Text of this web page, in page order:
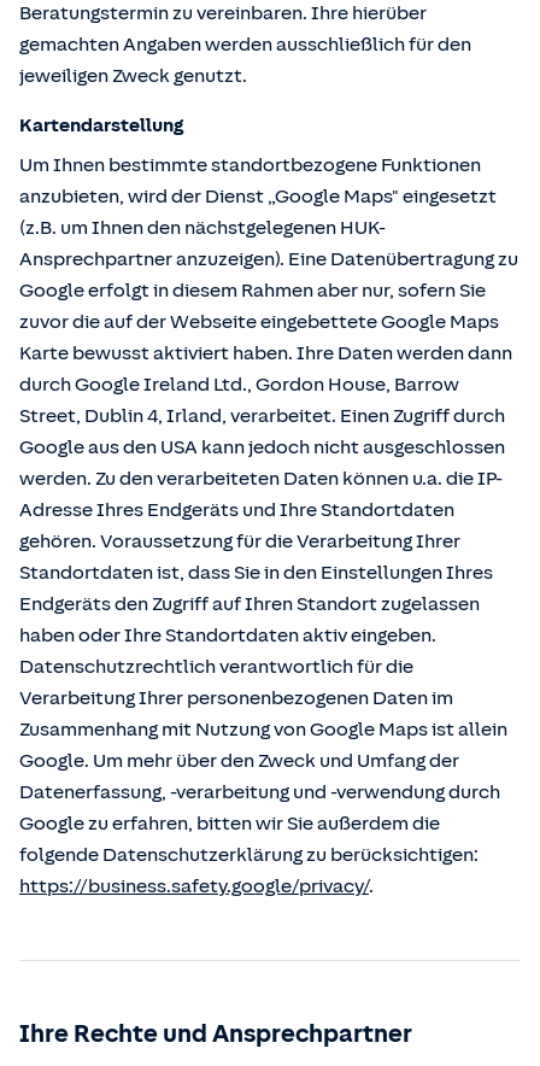
Beratungstermin zu vereinbaren. Ihre hierüber
gemachten Angaben werden ausschließlich für den
jeweiligen Zweck genutzt.
Kartendarstellung
Um Ihnen bestimmte standortbezogene Funktionen
anzubieten, wird der Dienst „Google Maps" eingesetzt
(z.B. um Ihnen den nächstgelegenen HUK-
Ansprechpartner anzuzeigen). Eine Datenübertragung zu
Google erfolgt in diesem Rahmen aber nur, sofern Sie
zuvor die auf der Webseite eingebettete Google Maps
Karte bewusst aktiviert haben. Ihre Daten werden dann
durch Google Ireland Ltd., Gordon House, Barrow
Street, Dublin 4, Irland, verarbeitet. Einen Zugriff durch
Google aus den USA kann jedoch nicht ausgeschlossen
werden. Zu den verarbeiteten Daten können u.a. die IP-
Adresse Ihres Endgeräts und Ihre Standortdaten
gehören. Voraussetzung für die Verarbeitung Ihrer
Standortdaten ist, dass Sie in den Einstellungen Ihres
Endgeräts den Zugriff auf Ihren Standort zugelassen
haben oder Ihre Standortdaten aktiv eingeben.
Datenschutzrechtlich verantwortlich für die
Verarbeitung Ihrer personenbezogenen Daten im
Zusammenhang mit Nutzung von Google Maps ist allein
Google. Um mehr über den Zweck und Umfang der
Datenerfassung, -verarbeitung und -verwendung durch
Google zu erfahren, bitten wir Sie außerdem die
folgende Datenschutzerklärung zu berücksichtigen:
https://business.safety.google/privacy/.
Ihre Rechte und Ansprechpartner